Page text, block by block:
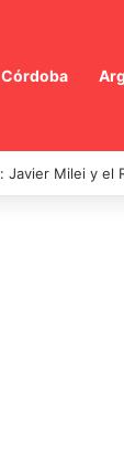
Córdoba
Javier Milei y el